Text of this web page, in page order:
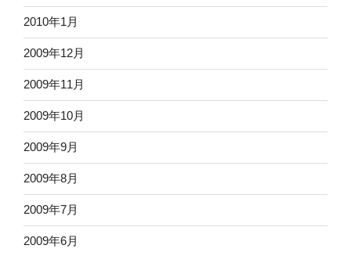
2010年1月
2009年12月
2009年11月
2009年10月
2009年9月
2009年8月
2009年7月
2009年6月